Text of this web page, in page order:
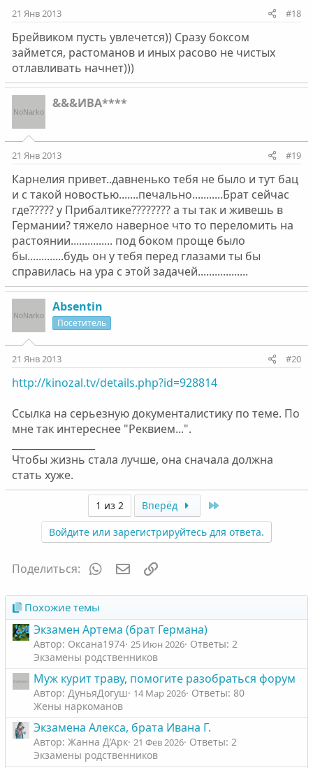
21 Янв 2013 #18
Брейвиком пусть увлечется)) Сразу боксом
займется, растоманов и иных расово не чистых
отлавливать начнет)))
&&&ИВА****
21 Янв 2013 #19
Карнелия привет..давненько тебя не было и тут бац
и с такой новостью.......печально...........Брат сейчас
где????? у Прибалтике???????? а ты так и живешь в
Германии? тяжело наверное что то переломить на
растоянии............... под боком проще было
бы.............будь он у тебя перед глазами ты бы
справилась на ура с этой задачей..................
Absentin
Посетитель
21 Янв 2013 #20
http://kinozal.tv/details.php?id=928814
Ссылка на серьезную документалистику по теме. По
мне так интереснее "Реквием...".
Чтобы жизнь стала лучше, она сначала должна
стать хуже.
1 из 2 Вперёд
Войдите или зарегистрируйтесь для ответа.
Поделиться: WhatsAppЭлектронная почта
Похожие темы
Экзамен Артема (брат Германа)
Автор: Оксана1974 25 Июн 2026 Ответы: 2
Экзамены родственников
Муж курит траву, помогите разобраться форум
Автор: ДуньяДогуш 14 Мар 2026 Ответы: 80
Жены наркоманов
Экзамена Алекса, брата Ивана Г.
Автор: Жанна Д’Арк 21 Фев 2026 Ответы: 2
Экзамены родственников